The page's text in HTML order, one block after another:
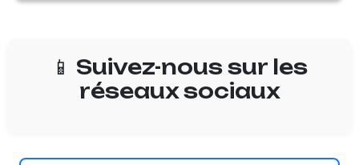
📱 Suivez-nous sur les
réseaux sociaux